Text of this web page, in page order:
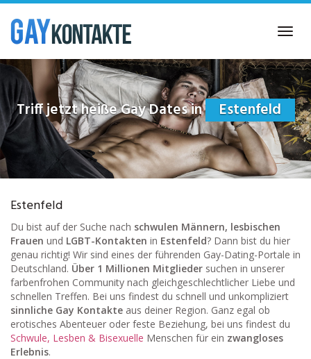
Skip
main
content
Triff jetzt heiße Gay Dates in Estenfeld
Estenfeld
Du bist auf der Suche nach schwulen Männern, lesbischen
Frauen und LGBT-Kontakten in Estenfeld? Dann bist du hier
genau richtig! Wir sind eines der führenden Gay-Dating-Portale in
Deutschland. Über 1 Millionen Mitglieder suchen in unserer
farbenfrohen Community nach gleichgeschlechtlicher Liebe und
schnellen Treffen. Bei uns findest du schnell und unkompliziert
sinnliche Gay Kontakte aus deiner Region. Ganz egal ob
erotisches Abenteuer oder feste Beziehung, bei uns findest du
Schwule, Lesben & Bisexuelle Menschen für ein zwangloses
Erlebnis.